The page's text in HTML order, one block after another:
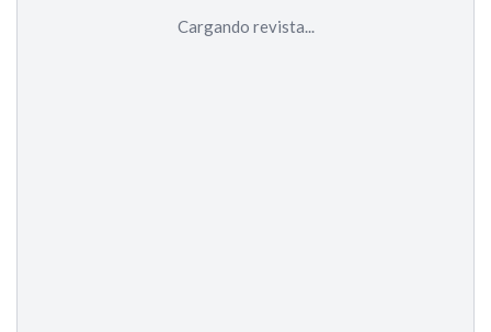
Cargando revista...